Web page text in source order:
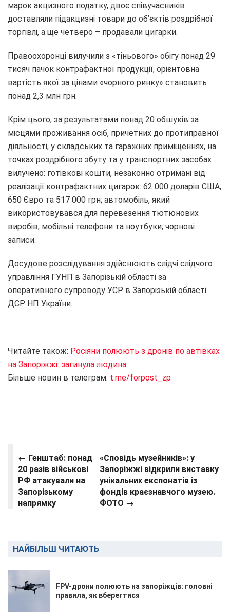
марок акцизного податку, двоє співучасників
доставляли підакцизні товари до об’єктів роздрібної
торгівлі, а ще четверо – продавали цигарки.
Правоохоронці вилучили з «тіньового» обігу понад 29
тисяч пачок контрафактної продукції, орієнтовна
вартість якої за цінами «чорного ринку» становить
понад 2,3 млн грн.
Крім цього, за результатами понад 20 обшуків за
місцями проживання осіб, причетних до протиправної
діяльності, у складських та гаражних приміщеннях, на
точках роздрібного збуту та у транспортних засобах
вилучено: готівкові кошти, незаконно отримані від
реалізації контрафактних цигарок: 62 000 доларів США,
650 Євро та 517 000 грн; автомобіль, який
використовувався для перевезення тютюнових
виробів; мобільні телефони та ноутбуки; чорнові
записи.
Досудове розслідування здійснюють слідчі слідчого
управління ГУНП в Запорізькій області за
оперативного супроводу УСР в Запорізькій області
ДСР НП України.
Читайте також: Росіяни полюють з дронів по автівках
на Запоріжжі: загинула людина
Більше новин в телеграм: t.me/forpost_zp
← Генштаб: понад
20 разів військові
РФ атакували на
Запорізькому
напрямку
«Сповідь музейників»: у
Запоріжжі відкрили виставку
унікальних експонатів із
фондів краєзнавчого музею.
ФОТО →
НАЙБІЛЬШ ЧИТАЮТЬ
FPV-дрони полюють на запоріжців: головні
правила, як вберегтися